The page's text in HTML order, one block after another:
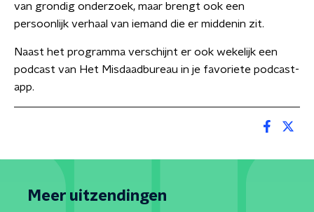
van grondig onderzoek, maar brengt ook een
persoonlijk verhaal van iemand die er middenin zit.
Naast het programma verschijnt er ook wekelijk een
podcast van Het Misdaadbureau in je favoriete podcast-
app.
Meer uitzendingen